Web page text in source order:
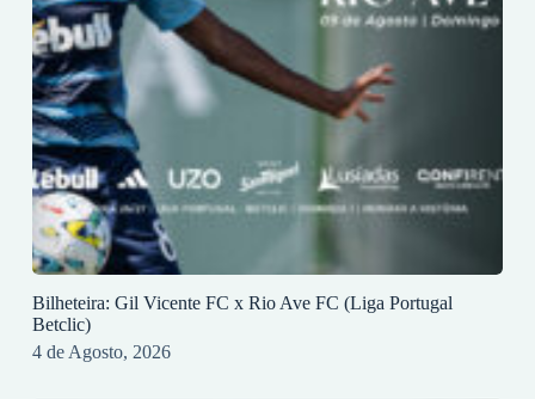
Bilheteira: Gil Vicente FC x Rio Ave FC (Liga Portugal
Betclic)
4 de Agosto, 2026